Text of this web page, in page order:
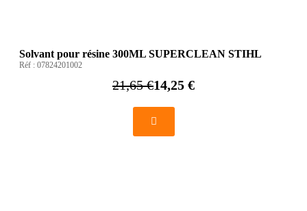
Solvant pour résine 300ML SUPERCLEAN STIHL
Réf : 07824201002
21,65 €14,25 €